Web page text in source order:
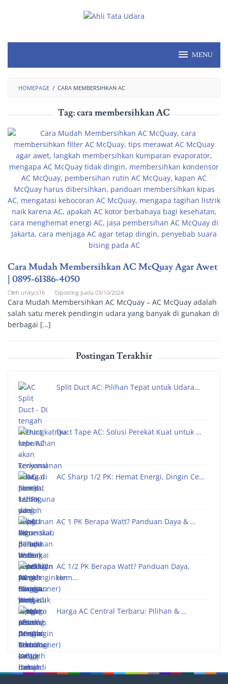
MENU
HOMEPAGE / CARA MEMBERSIHKAN AC
Tag:cara membersihkan AC
Cara Mudah Membersihkan AC McQuay Agar Awet
| 0895-61386-4050
Oleh unitycs16 Diposting pada 03/10/2024
Cara Mudah Membersihkan AC McQuay – AC McQuay adalah
salah satu merek pendingin udara yang banyak di gunakan di
berbagai […]
Postingan Terakhir
Split Duct AC: Pilihan Tepat untuk Udara…
Duct Tape AC: Solusi Perekat Kuat untuk …
AC Sharp 1/2 PK: Hemat Energi, Dingin Ce…
AC 1 PK Berapa Watt? Panduan Daya & …
AC 1/2 PK Berapa Watt? Panduan Daya,
Hem…
Harga AC Central Terbaru: Pilihan & …